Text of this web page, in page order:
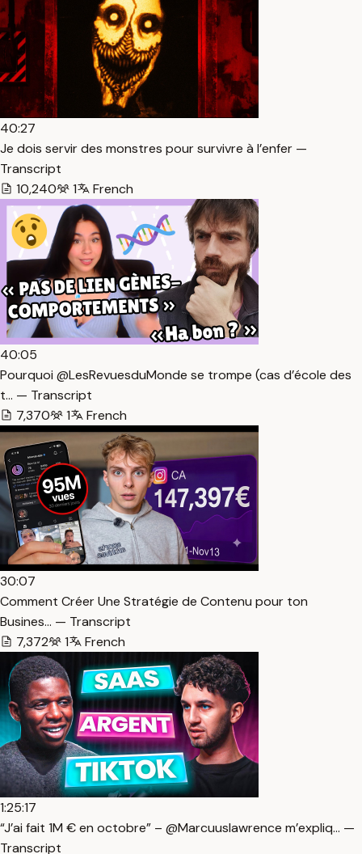
40:27
Je dois servir des monstres pour survivre à l’enfer —
Transcript
10,240
1 French
40:05
Pourquoi @LesRevuesduMonde se trompe (cas d’école des
t… — Transcript
7,370
1 French
30:07
Comment Créer Une Stratégie de Contenu pour ton
Busines… — Transcript
7,372
1 French
1:25:17
“J’ai fait 1M € en octobre” – @Marcuuslawrence m’expliq… —
Transcript